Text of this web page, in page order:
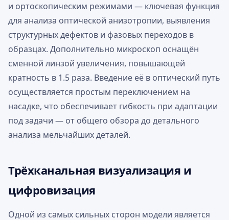
и ортоскопическим режимами — ключевая функция
для анализа оптической анизотропии, выявления
структурных дефектов и фазовых переходов в
образцах. Дополнительно микроскоп оснащён
сменной линзой увеличения, повышающей
кратность в 1.5 раза. Введение её в оптический путь
осуществляется простым переключением на
насадке, что обеспечивает гибкость при адаптации
под задачи — от общего обзора до детального
анализа мельчайших деталей.
Трёхканальная визуализация и
цифровизация
Одной из самых сильных сторон модели является